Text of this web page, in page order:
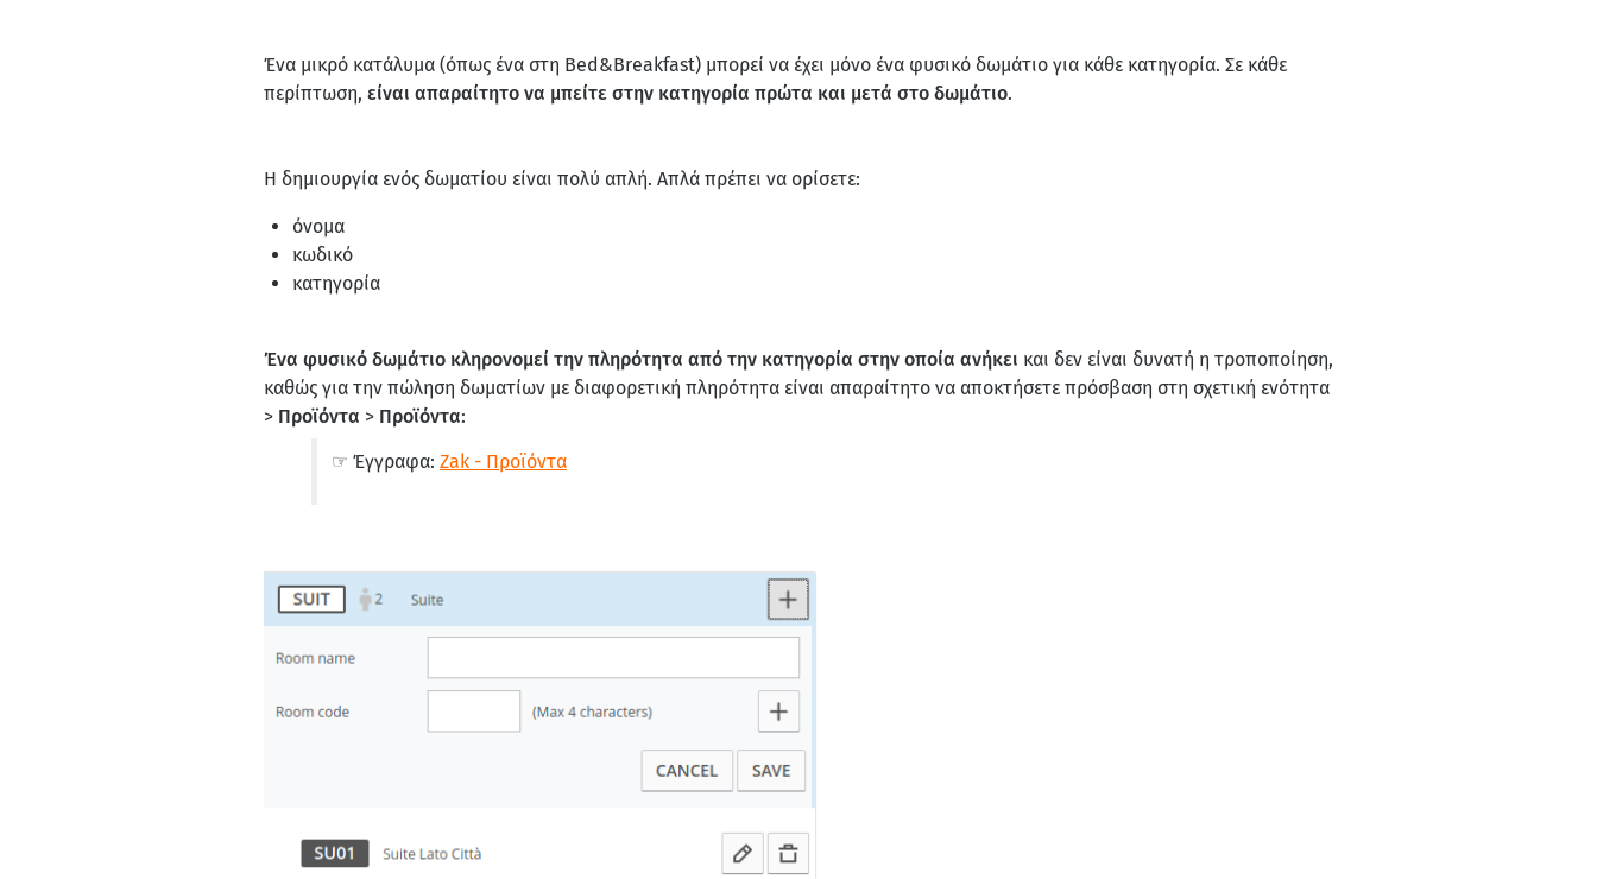
Ένα μικρό κατάλυμα (όπως ένα στη Bed&Breakfast) μπορεί να έχει μόνο ένα φυσικό δωμάτιο για κάθε κατηγορία. Σε κάθε
περίπτωση, είναι απαραίτητο να μπείτε στην κατηγορία πρώτα και μετά στο δωμάτιο.
Η δημιουργία ενός δωματίου είναι πολύ απλή. Απλά πρέπει να ορίσετε:
όνομα
κωδικό
κατηγορία
Ένα φυσικό δωμάτιο κληρονομεί την πληρότητα από την κατηγορία στην οποία ανήκει και δεν είναι δυνατή η τροποποίηση,
καθώς για την πώληση δωματίων με διαφορετική πληρότητα είναι απαραίτητο να αποκτήσετε πρόσβαση στη σχετική ενότητα
> Προϊόντα > Προϊόντα:
☞ Έγγραφα: Zak - Προϊόντα